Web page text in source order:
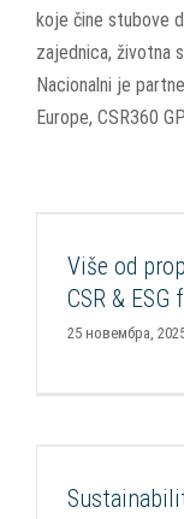
koje čine stubove
zajednica, životna
Nacionalni je
Europe, CSR360
Aktuelnosti
Razvoj CSR
Više od
CSR &
25 новембра,
Aktuelnosti